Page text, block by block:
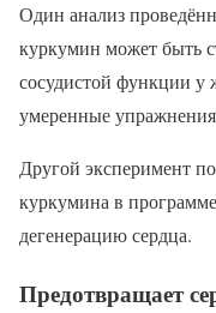
Один анализ
куркумин может быть
сосудистой функции у
умеренные
Другой эксперимент
куркумина в
дегенерацию сердца.
Предотвращает